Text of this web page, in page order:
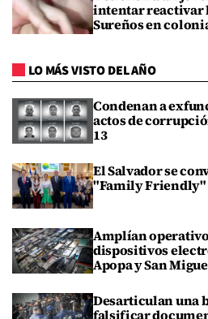
intentar reactivar
Sureños en
LO MÁS VISTO DEL AÑO
Condenan a
actos de
13
El Salvador se
"Family Friendly"
Amplían
dispositivos
Apopa y San
Desarticulan una
falsificar